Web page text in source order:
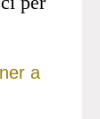
a